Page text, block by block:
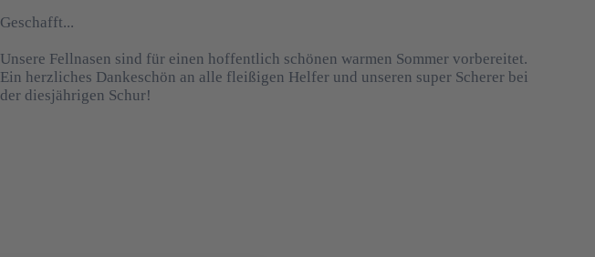
Geschafft...
Unsere Fellnasen sind für einen hoffentlich schönen warmen Sommer vorbereitet.
Ein herzliches Dankeschön an alle fleißigen Helfer und unseren super Scherer bei
der diesjährigen Schur!